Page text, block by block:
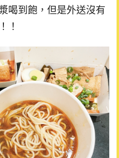
喝到飽，但是外送沒有
！